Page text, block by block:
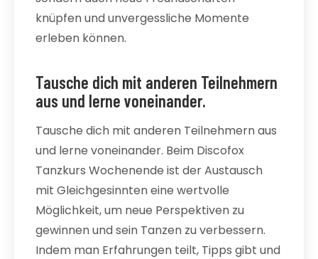
knüpfen und unvergessliche Momente
erleben können.
Tausche dich mit anderen Teilnehmern
aus und lerne voneinander.
Tausche dich mit anderen Teilnehmern aus
und lerne voneinander. Beim Discofox
Tanzkurs Wochenende ist der Austausch
mit Gleichgesinnten eine wertvolle
Möglichkeit, um neue Perspektiven zu
gewinnen und sein Tanzen zu verbessern.
Indem man Erfahrungen teilt, Tipps gibt und